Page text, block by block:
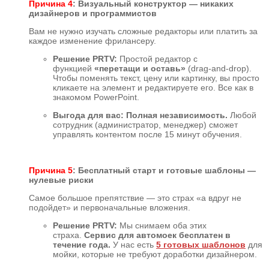
Причина 4: Визуальный конструктор — никаких
дизайнеров и программистов
Вам не нужно изучать сложные редакторы или платить за
каждое изменение фрилансеру.
Решение PRTV: Простой редактор с
функцией «перетащи и оставь» (drag-and-drop).
Чтобы поменять текст, цену или картинку, вы просто
кликаете на элемент и редактируете его. Все как в
знакомом PowerPoint.
Выгода для вас: Полная независимость. Любой
сотрудник (администратор, менеджер) сможет
управлять контентом после 15 минут обучения.
Причина 5: Бесплатный старт и готовые шаблоны —
нулевые риски
Самое большое препятствие — это страх «а вдруг не
подойдет» и первоначальные вложения.
Решение PRTV: Мы снимаем оба этих
страха. Сервис для автомоек бесплатен в
течение года. У нас есть 5 готовых шаблонов для
мойки, которые не требуют доработки дизайнером.